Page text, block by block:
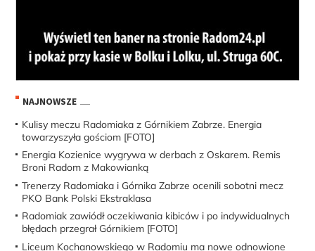
NAJNOWSZE
Kulisy meczu Radomiaka z Górnikiem Zabrze. Energia
towarzyszyła gościom [FOTO]
Energia Kozienice wygrywa w derbach z Oskarem. Remis
Broni Radom z Makowianką
Trenerzy Radomiaka i Górnika Zabrze ocenili sobotni mecz
PKO Bank Polski Ekstraklasa
Radomiak zawiódł oczekiwania kibiców i po indywidualnych
błędach przegrał Górnikiem [FOTO]
Liceum Kochanowskiego w Radomiu ma nowe odnowione